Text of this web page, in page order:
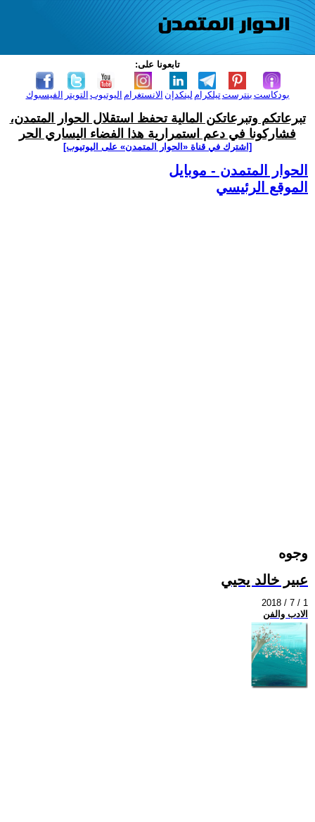
تابعونا على:
الفيسبوك التويتر اليوتيوب الانستغرام لينكدإن تيلكرامبنترست بودكاست
تبرعاتكم وتبرعاتكن المالية تحفظ استقلال الحوار المتمدن،
فشاركونا في دعم استمرارية هذا الفضاء اليساري الحر
[اشترك في قناة ‫«الحوار المتمدن» على اليوتيوب]
الحوار المتمدن - موبايل
الموقع الرئيسي
وجوه
عبير خالد يحيي
2018 / 7 / 1
الادب والفن